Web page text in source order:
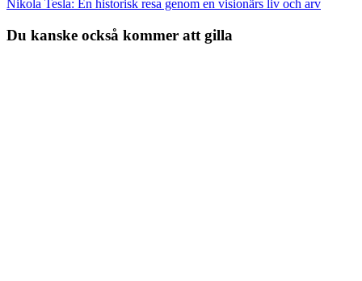
Nikola Tesla: En historisk resa genom en visionärs liv och arv
Du kanske också kommer att gilla